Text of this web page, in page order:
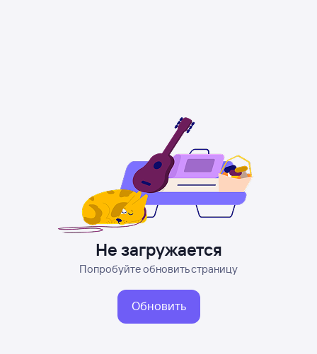
Не загружается
Попробуйте обновить страницу
Обновить